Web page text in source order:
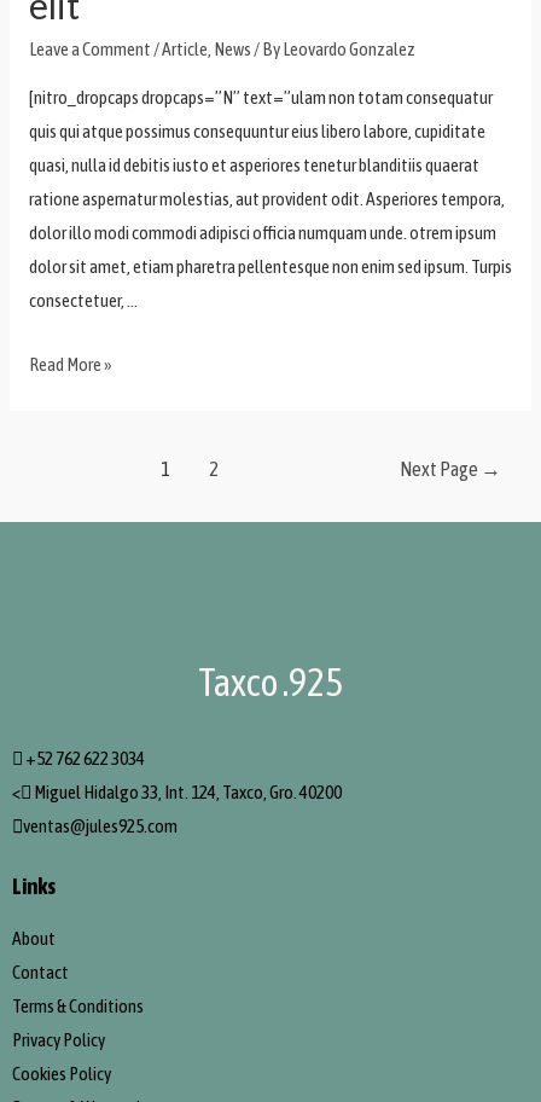
Leave a Comment /Article News / ByLeovardo Gonzalez
[nitro_dropcaps dropcaps=”N” text=”ulam non totam consequatur
quis qui atque possimus consequuntur eius libero labore, cupiditate
quasi, nulla id debitis iusto et asperiores tenetur blanditiis quaerat
ratione aspernatur molestias, aut provident odit. Asperiores tempora,
dolor illo modi commodi adipisci officia numquam unde. otrem ipsum
dolor sit amet, etiam pharetra pellentesque non enim sed ipsum. Turpis
consectetuer, …
Read More »
1 2 Next Page →
Taxco .925
+52 762 622 3034
<
Miguel Hidalgo 33, Int. 124, Taxco, Gro. 40200
ventas@jules925.com
Links
About
Contact
Terms & Conditions
Privacy Policy
Cookies Policy